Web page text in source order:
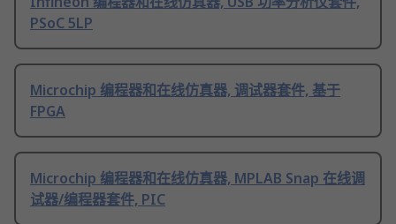
PSoC 5LP
Microchip 编程器和在线仿真器, 调试器套件, 基于
FPGA
Microchip 编程器和在线仿真器, MPLAB Snap 在线调
试器/编程器套件, PIC